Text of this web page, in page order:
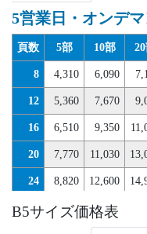
5営業日・オンデ
頁数 5部 10部
8 4,310 6,090
12 5,360 7,670
16 6,510 9,350
20 7,770 11,030
24 8,820 12,600
28 9,980 14,190
B5サイズ価格表